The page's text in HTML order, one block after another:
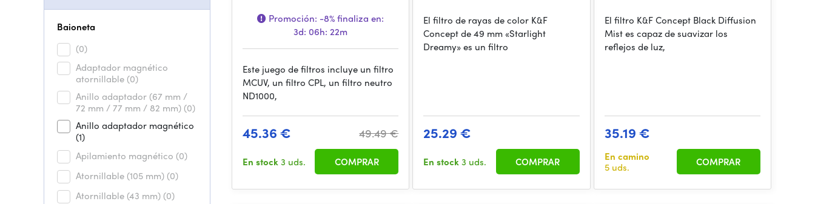
Baioneta
(0)
Adaptador magnético
atornillable (0)
Anillo adaptador (67 mm /
72 mm / 77 mm / 82 mm) (0)
Anillo adaptador magnético
(1)
Apilamiento magnético (0)
Atornillable (105 mm) (0)
Atornillable (43 mm) (0)
Promoción: -8%finaliza en:
3d: 06h: 22m
Este juego de filtros incluye un filtro
MCUV, un filtro CPL, un filtro neutro
ND1000,
45.36 € 49.49 €
En stock3 uds. COMPRAR
El filtro de rayas de color K&F
Concept de 49 mm «Starlight
Dreamy» es un filtro
25.29 €
En stock3 uds. COMPRAR
El filtro K&F Concept Black Diffusion
Mist es capaz de suavizar los
reflejos de luz,
35.19 €
En camino
5 uds.
COMPRAR